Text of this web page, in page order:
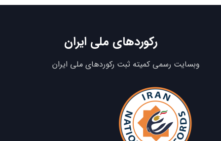
رکوردهای ملی ایران
وبسایت رسمی کمیته ثبت رکوردهای ملی ایران